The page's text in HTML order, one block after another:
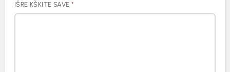
IŠREIKŠKITE SAVE *